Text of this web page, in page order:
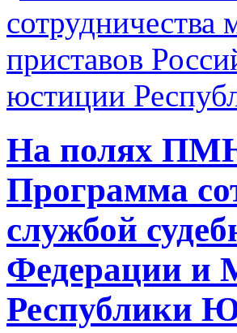
На полях
Программа
службой
Федерации и
Республики